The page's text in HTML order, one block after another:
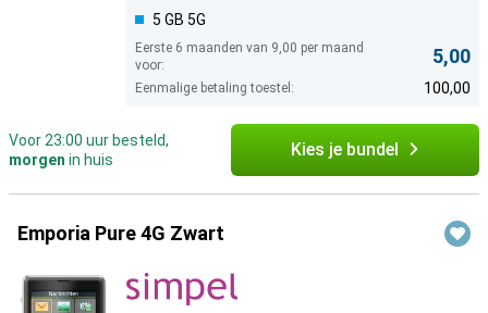
5 GB 5G
Eerste 6 maanden van 9,00 per maand
voor:
5,00
Eenmalige betaling toestel: 100,00
Voor 23:00 uur besteld,
morgen in huis Kies je bundel
Emporia Pure 4G Zwart